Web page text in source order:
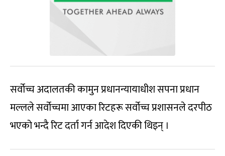
सर्वोच्च अदालतकी कामुन प्रधानन्यायाधीश सपना प्रधान
मल्लले सर्वोच्चमा आएका रिटहरू सर्वोच्च प्रशासनले दरपीठ
भएको भन्दै रिट दर्ता गर्न आदेश दिएकी थिइन् ।